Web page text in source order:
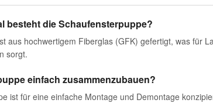
besteht die Schaufensterpuppe?
aus hochwertigem Fiberglas (GFK) gefertigt, was für
sorgt.
einfach zusammenzubauen?
ist für eine einfache Montage und Demontage